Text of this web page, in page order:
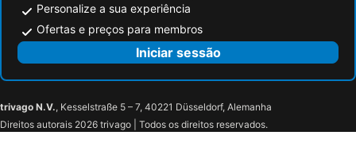
Personalize a sua experiência
Ofertas e preços para membros
Iniciar sessão
trivago N.V., Kesselstraße 5 – 7, 40221 Düsseldorf, Alemanha
Direitos autorais 2026 trivago | Todos os direitos reservados.